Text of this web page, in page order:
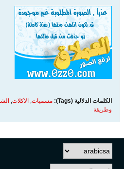
الكلمات الدلالية (Tags): مسميات, الاكلات,
وطريقة